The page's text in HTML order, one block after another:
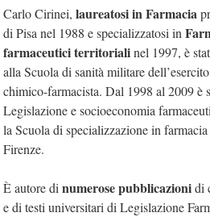
Carlo Cirinei, laureatosi in Farmacia
di Pisa nel 1988 e specializzatosi in
farmaceutici territorialinel 1997, è
alla Scuola di sanità militare
chimico-farmacista. Dal 1998 al 2009 è
Legislazione e socioeconomia
la Scuola di specializzazione in
Firenze.
È autore dinumerose pubblicazionidi
e di testi universitari di Legislazione